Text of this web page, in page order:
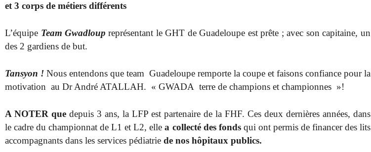
et 3 corps de métiers différents
L’équipe Team Gwadloup représentant le GHT de Guadeloupe est prête ; avec son capitaine, un
des 2 gardiens de but.
Tansyon ! Nous entendons que team Guadeloupe remporte la coupe et faisons confiance pour la
motivation au Dr André ATALLAH. « GWADA terre de champions et championnes »!
A NOTER que depuis 3 ans, la LFP est partenaire de la FHF. Ces deux dernières années, dans
le cadre du championnat de L1 et L2, ellea collecté des fondsqui ont permis de financer des lits
accompagnants dans les services pédiatrie de nos hôpitaux publics.